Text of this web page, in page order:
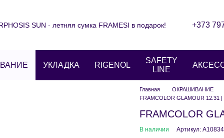
SUN - летняя сумка FRAMESI в подарок!
+373
УКЛАДКА RIGENOL
SAFETY
LINE
Главная ОКРАШИВАНИЕ
FRAMCOLOR GLAMOUR 12.31 |
FRAMCOLOR
В наличии Артикул: A10834